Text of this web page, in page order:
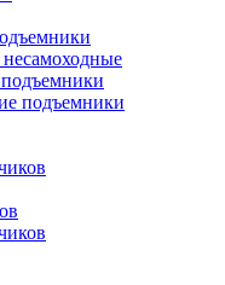
подъемники